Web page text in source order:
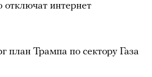
отключат интернет
план Трампа по сектору Газа